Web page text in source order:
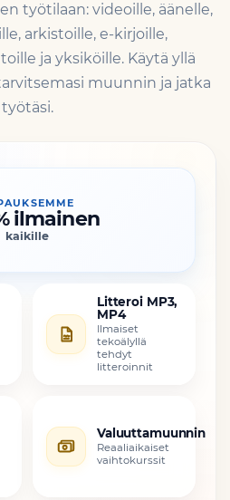
työtilaan: videoille, äänelle,
arkistoille, e-kirjoille,
ja yksiköille. Käytä yllä
muunnin ja jatka
työtäsi.
ilmainen
kaikille
Litteroi MP3,
MP4
Ilmaiset
tekoälyllä
tehdyt
litteroinnit
Valuuttamuunnin
Reaaliaikaiset
vaihtokurssit